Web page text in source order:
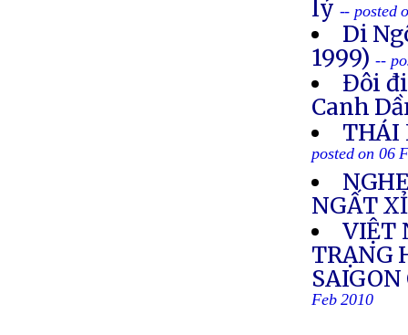
lý -- posted
Di
1999)--
Đôi
Canh
THÁI
posted on 06
NGẤT
VIỆT
TRẠNG
Feb 2010